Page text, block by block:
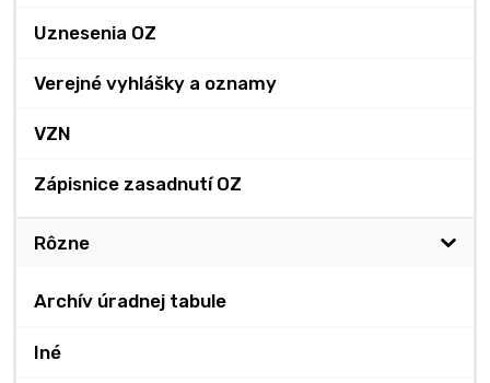
Uznesenia OZ
Verejné vyhlášky a oznamy
VZN
Zápisnice zasadnutí OZ
Rôzne
Archív úradnej tabule
Iné